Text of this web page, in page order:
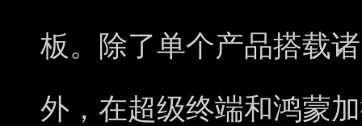
板。除了单个产品搭载
外，在超级终端和鸿蒙